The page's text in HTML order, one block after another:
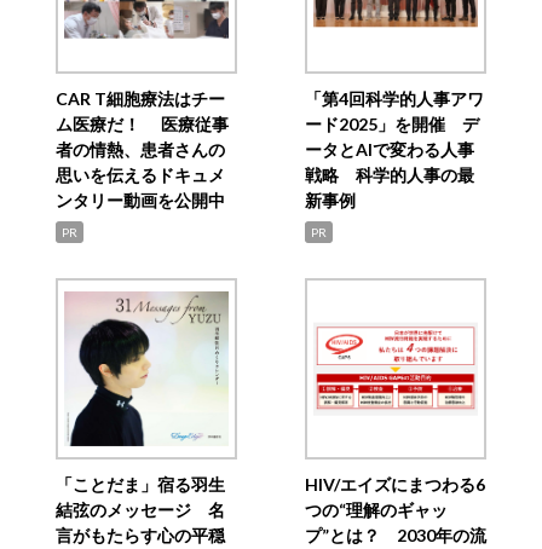
CAR T細胞療法はチー
ム医療だ！ 医療従事
者の情熱、患者さんの
思いを伝えるドキュメ
ンタリー動画を公開中
PR
「第4回科学的人事アワ
ード2025」を開催 デ
ータとAIで変わる人事
戦略 科学的人事の最
新事例
PR
「ことだま」宿る羽生
結弦のメッセージ 名
言がもたらす心の平穏
HIV/エイズにまつわる6
つの“理解のギャッ
プ”とは？ 2030年の流